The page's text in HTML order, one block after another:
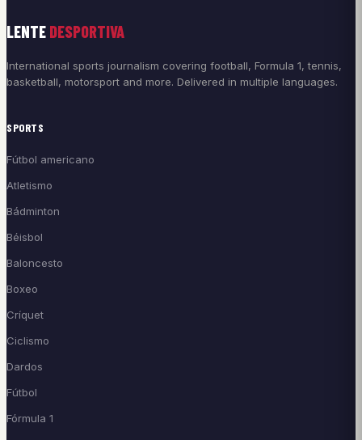
LENTE DESPORTIVA
International sports journalism covering football, Formula 1, tennis,
basketball, motorsport and more. Delivered in multiple languages.
SPORTS
Fútbol americano
Atletismo
Bádminton
Béisbol
Baloncesto
Boxeo
Críquet
Ciclismo
Dardos
Fútbol
Fórmula 1